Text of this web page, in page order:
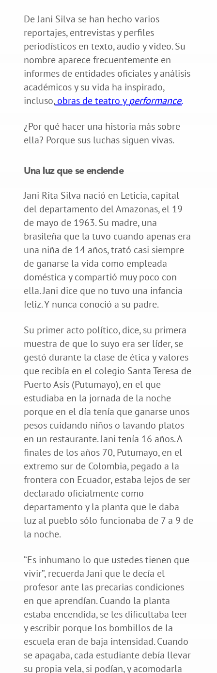
De Jani Silva se han hecho varios
reportajes, entrevistas y perfiles
periodísticos en texto, audio y video. Su
nombre aparece frecuentemente en
informes de entidades oficiales y análisis
académicos y su vida ha inspirado,
incluso,obras de teatro yperformance.
¿Por qué hacer una historia más sobre
ella? Porque sus luchas siguen vivas.
Una luz que se enciende
Jani Rita Silva nació en Leticia, capital
del departamento del Amazonas, el 19
de mayo de 1963. Su madre, una
brasileña que la tuvo cuando apenas era
una niña de 14 años, trató casi siempre
de ganarse la vida como empleada
doméstica y compartió muy poco con
ella. Jani dice que no tuvo una infancia
feliz. Y nunca conoció a su padre.
Su primer acto político, dice, su primera
muestra de que lo suyo era ser líder, se
gestó durante la clase de ética y valores
que recibía en el colegio Santa Teresa de
Puerto Asís (Putumayo), en el que
estudiaba en la jornada de la noche
porque en el día tenía que ganarse unos
pesos cuidando niños o lavando platos
en un restaurante. Jani tenía 16 años. A
finales de los años 70, Putumayo, en el
extremo sur de Colombia, pegado a la
frontera con Ecuador, estaba lejos de ser
declarado oficialmente como
departamento y la planta que le daba
luz al pueblo sólo funcionaba de 7 a 9 de
la noche.
“Es inhumano lo que ustedes tienen que
vivir”, recuerda Jani que le decía el
profesor ante las precarias condiciones
en que aprendían. Cuando la planta
estaba encendida, se les dificultaba leer
y escribir porque los bombillos de la
escuela eran de baja intensidad. Cuando
se apagaba, cada estudiante debía llevar
su propia vela, si podían, y acomodarla